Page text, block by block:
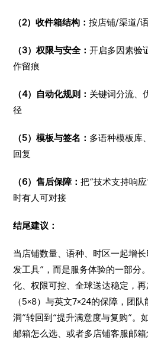
（2）收件箱结构：按店铺/渠道/
（3）权限与安全：开启多因素验
作留痕
（4）自动化规则： 关键词分流、
径
（5）模板与签名： 多语种模板库
回复
（6）售后保障：把“技术支持响
时有人可对接
结尾建议：
当店铺数量、语种、时区一起增
发工具”，而是服务体验的一部分
化、权限可控、全球送达稳定，
（5×8）与英文7×24的保障，团
洞”转回到“提升满意度与复购”。
邮箱怎么选、或者多店铺客服邮